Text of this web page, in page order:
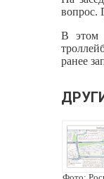
вопрос.
В этом
ранее